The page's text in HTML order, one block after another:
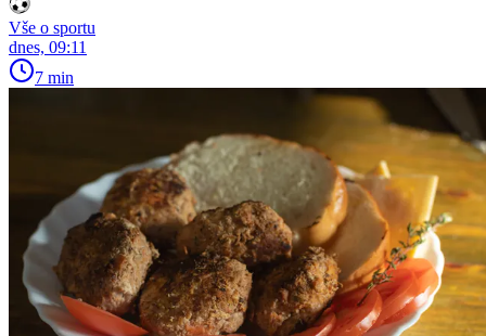
Vše o sportu
dnes, 09:11
7 min